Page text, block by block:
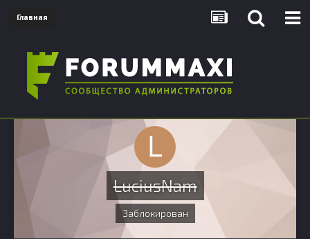
Главная
LuciusNam
Заблокирован